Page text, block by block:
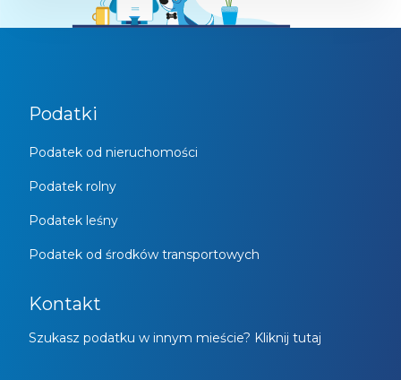
Podatki
Podatek od nieruchomości
Podatek rolny
Podatek leśny
Podatek od środków transportowych
Kontakt
Szukasz podatku w innym mieście? Kliknij tutaj